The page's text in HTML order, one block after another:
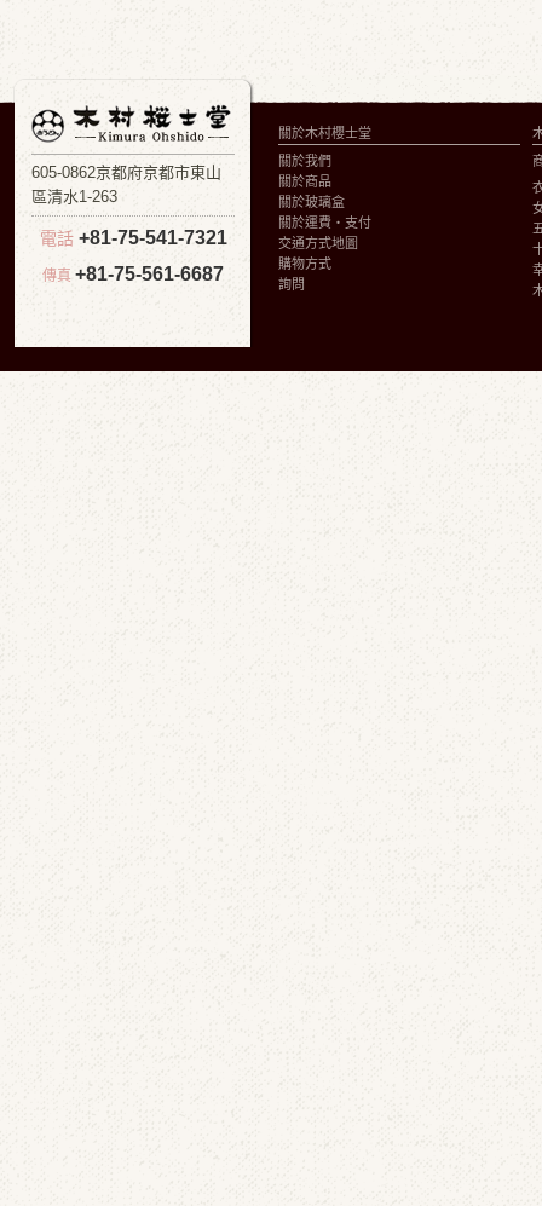
605-0862京都府京都市東山
區清水1-263
電話 +81-75-541-7321
傳真 +81-75-561-6687
關於木村櫻士堂
關於我們
關於商品
關於玻璃盒
關於運費・支付
交通方式地圖
購物方式
詢問